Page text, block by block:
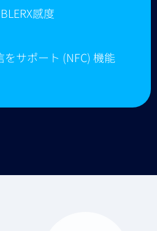
感度
サポート (NFC) 機能